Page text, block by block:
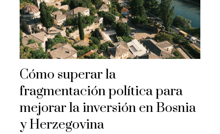
Cómo superar la
fragmentación política para
mejorar la inversión en Bosnia
y Herzegovina